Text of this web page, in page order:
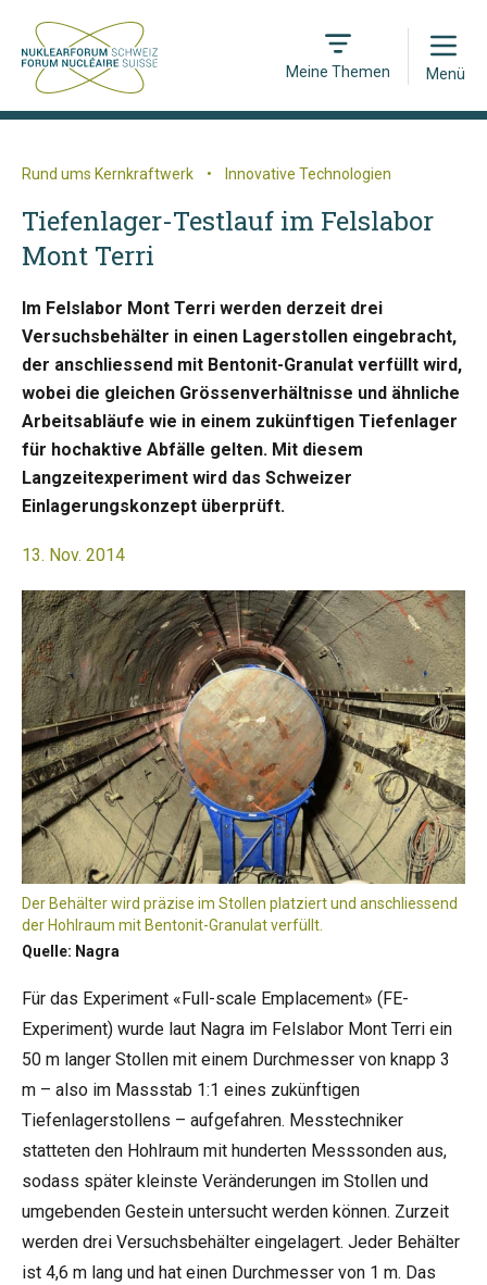
Meine Themen
Open
Menü
Rund ums Kernkraftwerk • Innovative Technologien
Tiefenlager-Testlauf im Felslabor
Mont Terri
Im Felslabor Mont Terri werden derzeit drei
Versuchsbehälter in einen Lagerstollen eingebracht,
der anschliessend mit Bentonit-Granulat verfüllt wird,
wobei die gleichen Grössenverhältnisse und ähnliche
Arbeitsabläufe wie in einem zukünftigen Tiefenlager
für hochaktive Abfälle gelten. Mit diesem
Langzeitexperiment wird das Schweizer
Einlagerungskonzept überprüft.
13. Nov. 2014
Der Behälter wird präzise im Stollen platziert und anschliessend
der Hohlraum mit Bentonit-Granulat verfüllt.
Quelle: Nagra
Für das Experiment «Full-scale Emplacement» (FE-
Experiment) wurde laut Nagra im Felslabor Mont Terri ein
50 m langer Stollen mit einem Durchmesser von knapp 3
m – also im Massstab 1:1 eines zukünftigen
Tiefenlagerstollens – aufgefahren. Messtechniker
statteten den Hohlraum mit hunderten Messsonden aus,
sodass später kleinste Veränderungen im Stollen und
umgebenden Gestein untersucht werden können. Zurzeit
werden drei Versuchsbehälter eingelagert. Jeder Behälter
ist 4,6 m lang und hat einen Durchmesser von 1 m. Das